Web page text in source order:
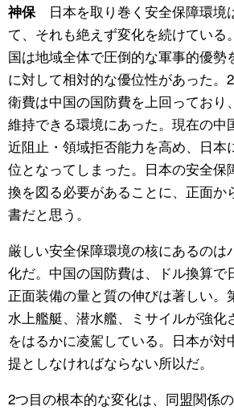
神保日本を取り巻く安全保障環境
て、それも絶えず変化を続けている
国は地域全体で圧倒的な軍事的優勢
に対して相対的な優位性があった。
衛費は中国の国防費を上回っており
維持できる環境にあった。現在の中
近阻止・領域拒否能力を高め、日本
位となってしまった。日本の安全保
換を図る必要があることに、正面か
書だと思う。
厳しい安全保障環境の核にあるのは
化だ。中国の国防費は、ドル換算で
正面装備の量と質の伸びは著しい。
水上艦艇、潜水艦、ミサイルが強化
をはるかに凌駕している。日本が対
提としなければならない所以だ。
2つ目の根本的な変化は、同盟関係